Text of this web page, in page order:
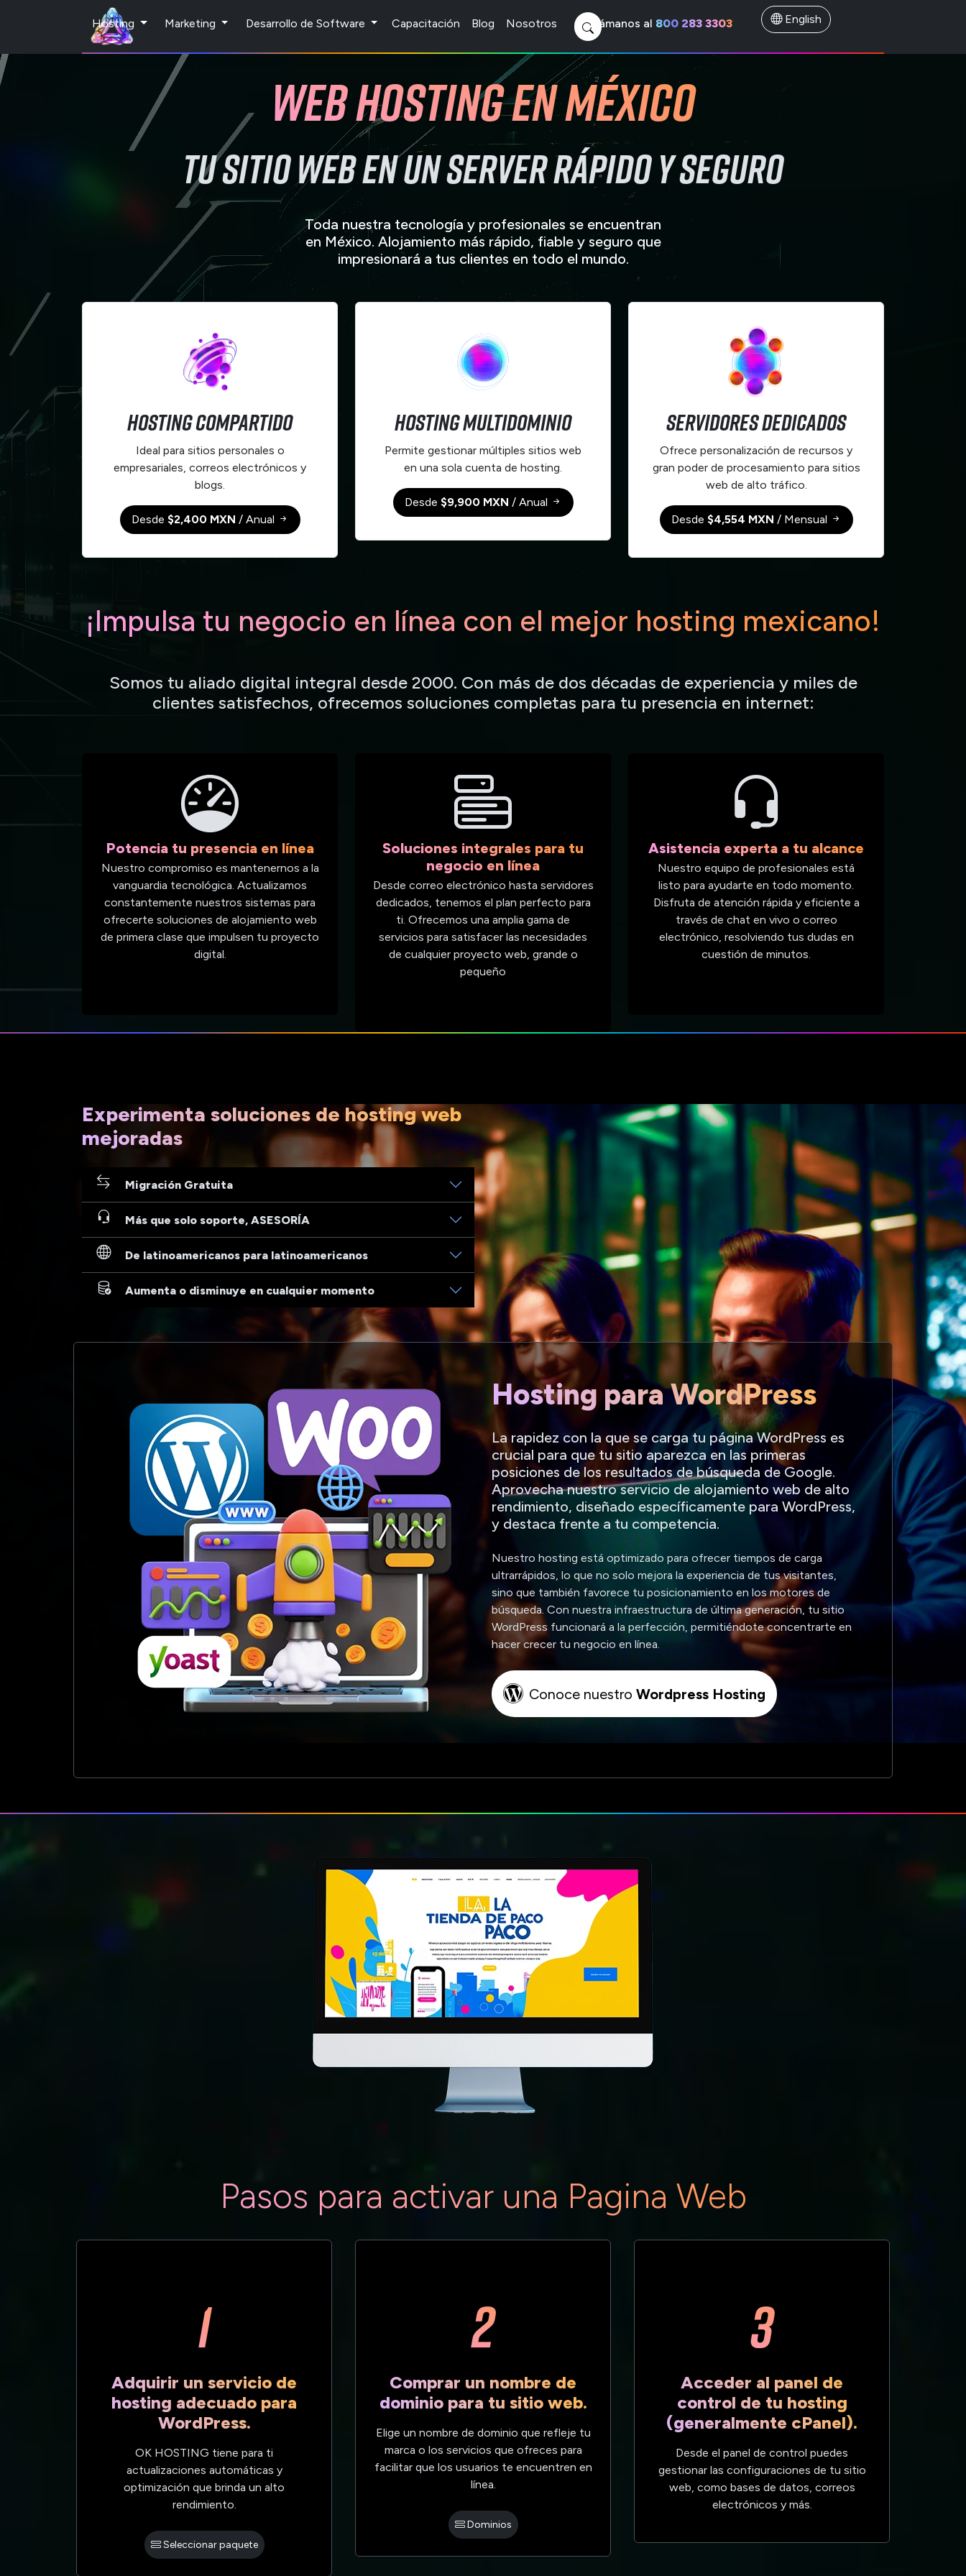
Hosting Marketing Desarrollo de Software Capacitación Blog Nosotros Llámanos al 800 283 3303 English
Web Hosting en México
Tu sitio web en un server rápido y seguro
Toda nuestra tecnología y profesionales se encuentran
en México. Alojamiento más rápido, fiable y seguro que
impresionará a tus clientes en todo el mundo.
Hosting compartido
Ideal para sitios personales o
empresariales, correos electrónicos y
blogs.
Desde $2,400 MXN / Anual
Hosting Multidominio
Permite gestionar múltiples sitios web
en una sola cuenta de hosting.
Desde $9,900 MXN / Anual
Servidores Dedicados
Ofrece personalización de recursos y
gran poder de procesamiento para sitios
web de alto tráfico.
Desde $4,554 MXN / Mensual
¡Impulsa tu negocio en línea con el mejor hosting mexicano!
Somos tu aliado digital integral desde 2000. Con más de dos décadas de experiencia y miles de
clientes satisfechos, ofrecemos soluciones completas para tu presencia en internet:
Potencia tu presencia en línea
Nuestro compromiso es mantenernos a la
vanguardia tecnológica. Actualizamos
constantemente nuestros sistemas para
ofrecerte soluciones de alojamiento web
de primera clase que impulsen tu proyecto
digital.
Soluciones integrales para tu
negocio en línea
Desde correo electrónico hasta servidores
dedicados, tenemos el plan perfecto para
ti. Ofrecemos una amplia gama de
servicios para satisfacer las necesidades
de cualquier proyecto web, grande o
pequeño
Asistencia experta a tu alcance
Nuestro equipo de profesionales está
listo para ayudarte en todo momento.
Disfruta de atención rápida y eficiente a
través de chat en vivo o correo
electrónico, resolviendo tus dudas en
cuestión de minutos.
Experimenta soluciones de hosting web
mejoradas
Migración Gratuita
Más que solo soporte, ASESORÍA
De latinoamericanos para latinoamericanos
Aumenta o disminuye en cualquier momento
Hosting para WordPress
La rapidez con la que se carga tu página WordPress es
crucial para que tu sitio aparezca en las primeras
posiciones de los resultados de búsqueda de Google.
Aprovecha nuestro servicio de alojamiento web de alto
rendimiento, diseñado específicamente para WordPress,
y destaca frente a tu competencia.
Nuestro hosting está optimizado para ofrecer tiempos de carga
ultrarrápidos, lo que no solo mejora la experiencia de tus visitantes,
sino que también favorece tu posicionamiento en los motores de
búsqueda. Con nuestra infraestructura de última generación, tu sitio
WordPress funcionará a la perfección, permitiéndote concentrarte en
hacer crecer tu negocio en línea.
Conoce nuestro Wordpress Hosting
Pasos para activar una Pagina Web
1
Adquirir un servicio de
hosting adecuado para
WordPress.
OK HOSTING tiene para ti
actualizaciones automáticas y
optimización que brinda un alto
rendimiento.
Seleccionar paquete
2
Comprar un nombre de
dominio para tu sitio web.
Elige un nombre de dominio que refleje tu
marca o los servicios que ofreces para
facilitar que los usuarios te encuentren en
línea.
Dominios
3
Acceder al panel de
control de tu hosting
(generalmente cPanel).
Desde el panel de control puedes
gestionar las configuraciones de tu sitio
web, como bases de datos, correos
electrónicos y más.